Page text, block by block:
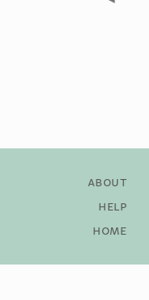
About
Help
Home